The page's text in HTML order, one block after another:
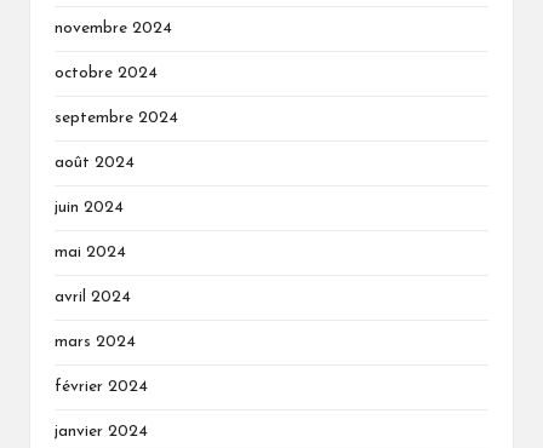
novembre 2024
octobre 2024
septembre 2024
août 2024
juin 2024
mai 2024
avril 2024
mars 2024
février 2024
janvier 2024